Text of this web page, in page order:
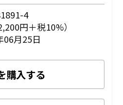
4
円＋税10%）
月25日
購入する